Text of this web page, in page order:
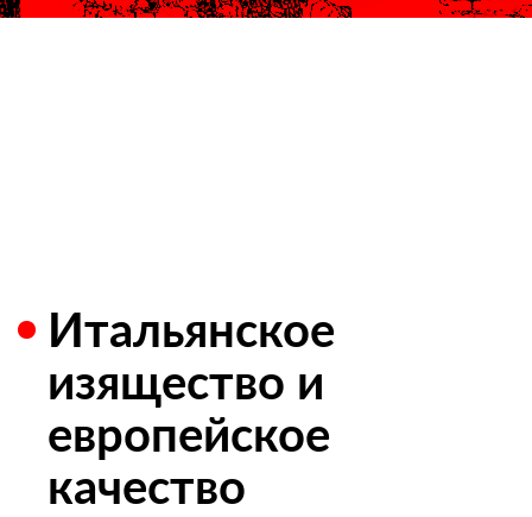
Итальянское
изящество и
европейское
качество